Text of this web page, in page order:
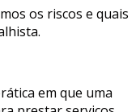
os riscos e quais
em que uma